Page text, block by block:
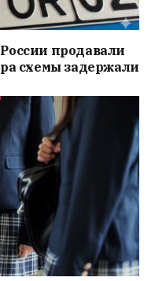
продавали
схемы задержали